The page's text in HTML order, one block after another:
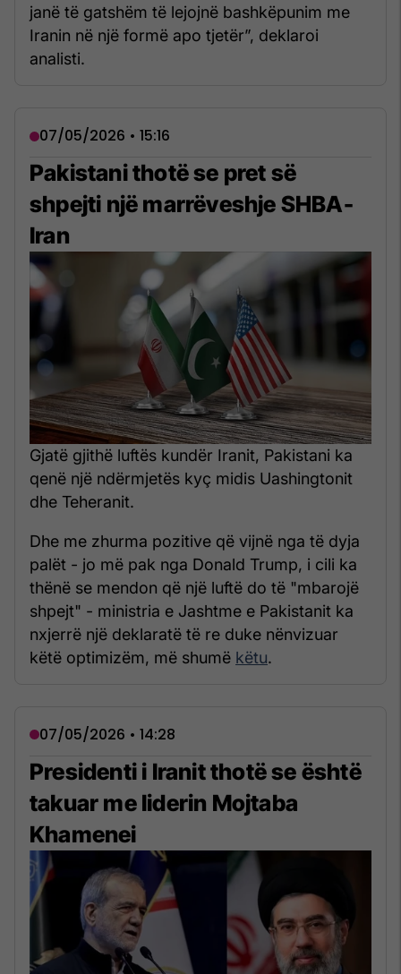
janë të gatshëm të lejojnë bashkëpunim me
Iranin në një formë apo tjetër”, deklaroi
analisti.
07/05/2026 • 15:16
Pakistani thotë se pret së
shpejti një marrëveshje SHBA-
Iran
Gjatë gjithë luftës kundër Iranit, Pakistani ka
qenë një ndërmjetës kyç midis Uashingtonit
dhe Teheranit.
Dhe me zhurma pozitive që vijnë nga të dyja
palët - jo më pak nga Donald Trump, i cili ka
thënë se mendon që një luftë do të "mbarojë
shpejt" - ministria e Jashtme e Pakistanit ka
nxjerrë një deklaratë të re duke nënvizuar
këtë optimizëm, më shumë këtu.
07/05/2026 • 14:28
Presidenti i Iranit thotë se është
takuar me liderin Mojtaba
Khamenei